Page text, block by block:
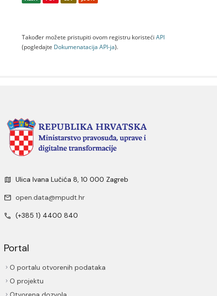
Također možete pristupiti ovom registru koristeći API
(pogledajte Dokumenаtаcijа API-jа).